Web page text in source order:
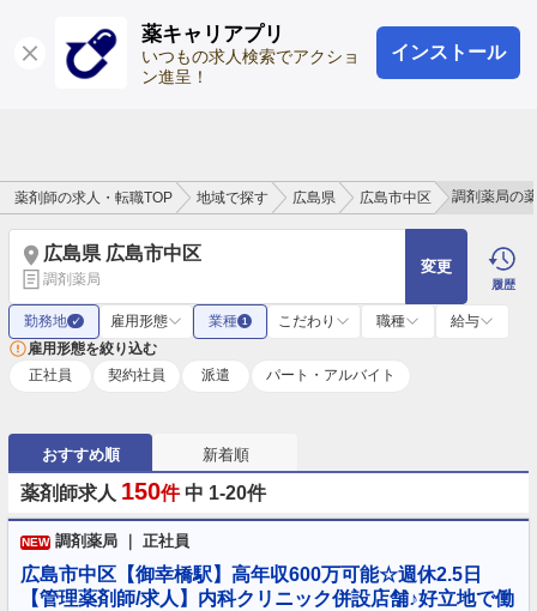
薬キャリアプリ
いつもの求人検索でアクショ
ン進呈！
インストール
ログイン 会員登録
薬剤師の求人・転職TOP 地域で探す 広島県 広島市中区 調剤薬局の
広島県 広島市中区
調剤薬局
変更
履歴
勤務地 ✓ 雇用形態 業種 1 こだわり 職種
給与
雇用形態を絞り込む
正社員
契約社員 派遣 パート・アルバイト
おすすめ順 新着順
薬剤師求人 150件 中 1-20件
NEW 調剤薬局 ｜ 正社員
広島市中区【御幸橋駅】高年収600万可能☆週休2.5日
【管理薬剤師/求人】内科クリニック併設店舗♪好立地で働